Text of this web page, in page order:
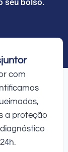
com
a proteção